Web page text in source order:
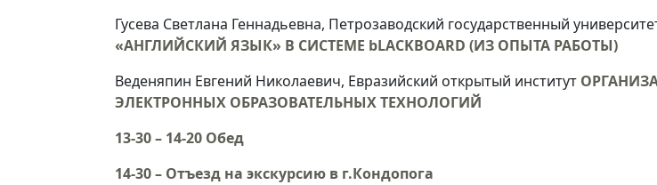
Гусева Светлана Геннадьевна, Петрозаводский государственный
«АНГЛИЙСКИЙ ЯЗЫК» В СИСТЕМЕ bLACKBOARD (ИЗ ОПЫТА РАБОТЫ)
Веденяпин Евгений Николаевич, Евразийский открытый институт
ЭЛЕКТРОННЫХ ОБРАЗОВАТЕЛЬНЫХ ТЕХНОЛОГИЙ
13-30 – 14-20 Обед
14-30 – Отъезд на экскурсию в г.Кондопога